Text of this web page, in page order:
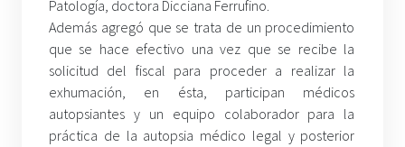
Patología, doctora Dicciana Ferrufino.
Además agregó que se trata de un procedimiento
que se hace efectivo una vez que se recibe la
solicitud del fiscal para proceder a realizar la
exhumación, en ésta, participan médicos
autopsiantes y un equipo colaborador para la
práctica de la autopsia médico legal y posterior